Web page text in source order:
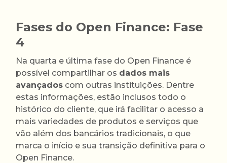
Fases do Open Finance: Fase
4
Na quarta e última fase do Open Finance é
possível compartilhar os dados mais
avançados com outras instituições. Dentre
estas informações, estão inclusos todo o
histórico do cliente, que irá facilitar o acesso a
mais variedades de produtos e serviços que
vão além dos bancários tradicionais, o que
marca o início e sua transição definitiva para o
Open Finance.